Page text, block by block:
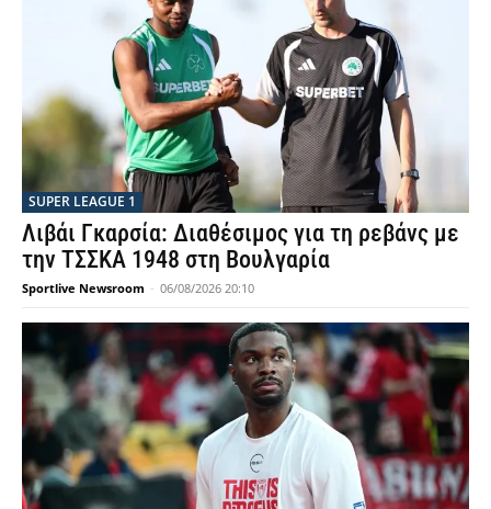
SUPER LEAGUE 1
Λιβάι Γκαρσία: Διαθέσιμος για τη ρεβάνς με
την ΤΣΣΚΑ 1948 στη Βουλγαρία
Sportlive Newsroom - 06/08/2026 20:10